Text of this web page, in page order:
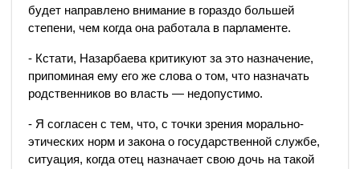
будет направлено внимание в гораздо большей
степени, чем когда она работала в парламенте.
- Кстати, Назарбаева критикуют за это назначение,
припоминая ему его же слова о том, что назначать
родственников во власть — недопустимо.
- Я согласен с тем, что, с точки зрения морально-
этических норм и закона о государственной службе,
ситуация, когда отец назначает свою дочь на такой